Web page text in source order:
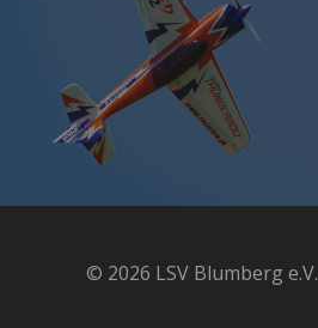
© 2026 LSV Blumberg e.V.